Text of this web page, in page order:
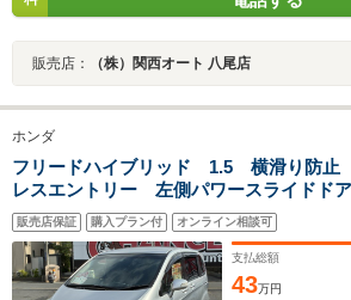
販売店： （株）関西オート 八尾店
ホンダ
フリードハイブリッド 1.5 横滑り防
レスエントリー 左側パワースライドド
ラー HID クリアランスソナー 3列シ
スルー 純正メモリーナビ ワンセグ
クカメラ
販売店保証 購入プラン付 オンライン相談可
支払総額
43万円